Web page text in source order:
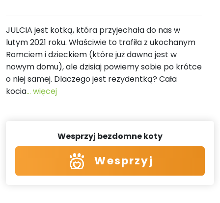
JULCIA jest kotką, która przyjechała do nas w
lutym 2021 roku. Właściwie to trafiła z ukochanym
Romciem i dzieckiem (które już dawno jest w
nowym domu), ale dzisiaj powiemy sobie po krótce
o niej samej. Dlaczego jest rezydentką? Cała
kocia... więcej
Wesprzyj bezdomne koty
Wesprzyj